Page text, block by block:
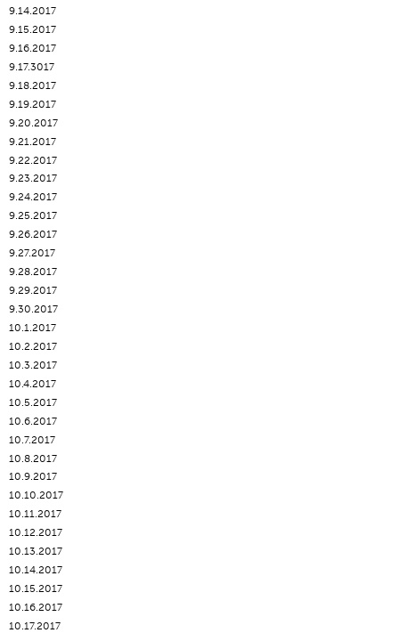
9.14.2017
9.15.2017
9.16.2017
9.17.3017
9.18.2017
9.19.2017
9.20.2017
9.21.2017
9.22.2017
9.23.2017
9.24.2017
9.25.2017
9.26.2017
9.27.2017
9.28.2017
9.29.2017
9.30.2017
10.1.2017
10.2.2017
10.3.2017
10.4.2017
10.5.2017
10.6.2017
10.7.2017
10.8.2017
10.9.2017
10.10.2017
10.11.2017
10.12.2017
10.13.2017
10.14.2017
10.15.2017
10.16.2017
10.17.2017